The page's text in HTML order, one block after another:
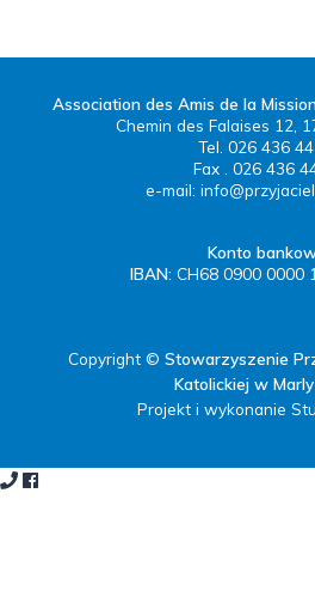
Association des Amis de la
Chemin des Falaises 12,
Tel. 026 436
Fax . 026 436
e-mail:
Konto
IBAN: CH68 0900 0000
Copyright © Stowarzyszenie
Katolickiej w
Projekt i wykonanie